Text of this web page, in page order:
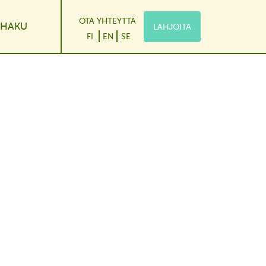
Dropdown
HAKU
FI EN SE
OTA YHTEYTTÄ
LAHJOITA